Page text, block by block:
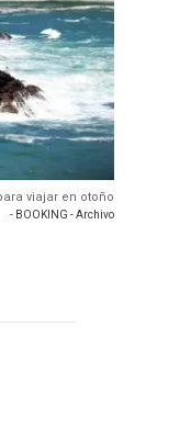
viajar en otoño
- BOOKING - Archivo